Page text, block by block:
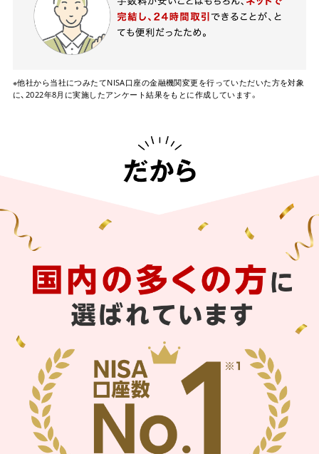
※他社から当社につみたてNISA口座の金融機関変更を行っていただいた方を対象
に、2022年8月に実施したアンケート結果をもとに作成しています。